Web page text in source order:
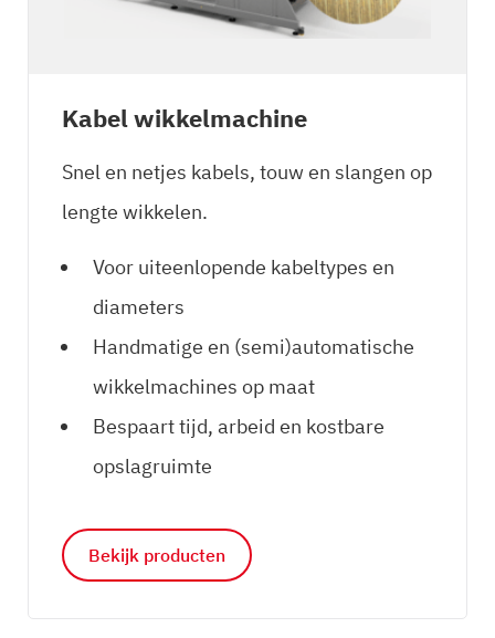
Kabel wikkelmachine
Snel en netjes kabels, touw en slangen op
lengte wikkelen.
Voor uiteenlopende kabeltypes en
diameters
Handmatige en (semi)automatische
wikkelmachines op maat
Bespaart tijd, arbeid en kostbare
opslagruimte
Bekijk producten